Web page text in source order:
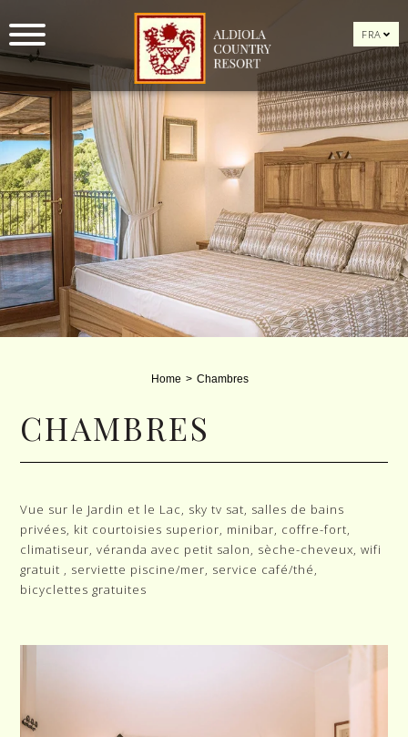
FRA
Home Chambres
CHAMBRES
Vue sur le Jardin et le Lac, sky tv sat, salles de bains
privées, kit courtoisies superior, minibar, coffre-fort,
climatiseur, véranda avec petit salon, sèche-cheveux, wifi
gratuit , serviette piscine/mer, service café/thé,
bicyclettes gratuites